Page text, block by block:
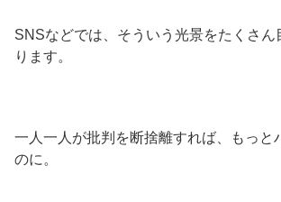
SNSなどでは、そういう光景をたくさん
ります。
一人一人が批判を断捨離すれば、もっと
のに。